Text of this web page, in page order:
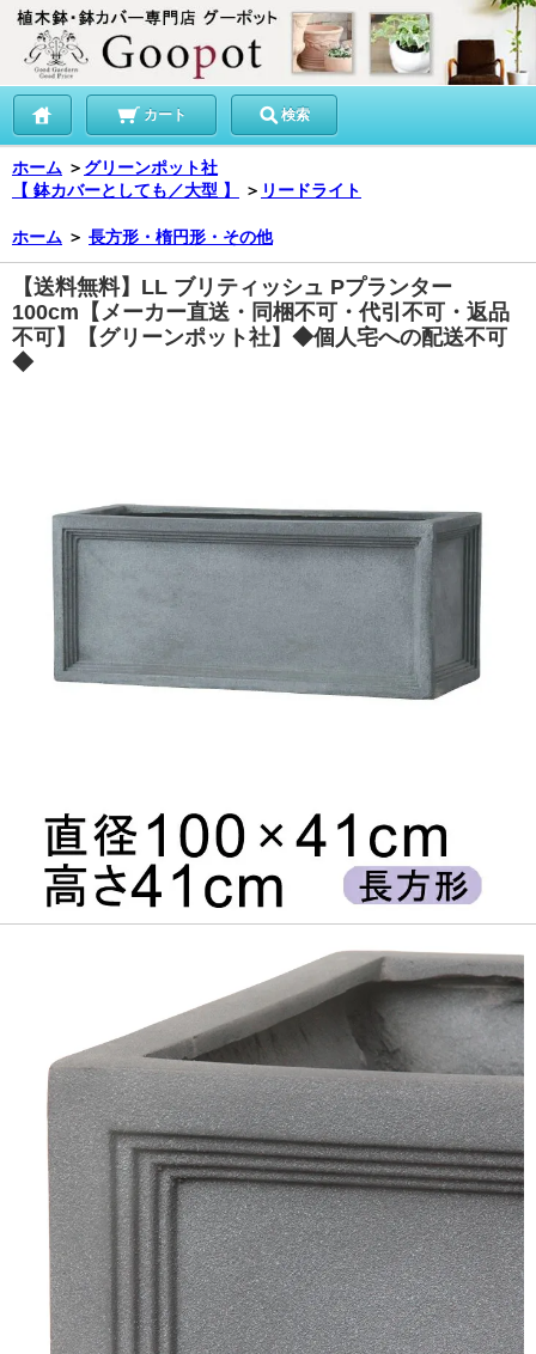
カート 検索
ホーム ＞ グリーンポット社
【 鉢カバーとしても／大型 】
＞ リードライト
ホーム ＞ 長方形・楕円形・その他
【送料無料】LL ブリティッシュ Pプランター
100cm【メーカー直送・同梱不可・代引不可・返品
不可】【グリーンポット社】◆個人宅への配送不可
◆